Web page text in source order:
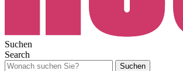
Suchen
Search
Suchen